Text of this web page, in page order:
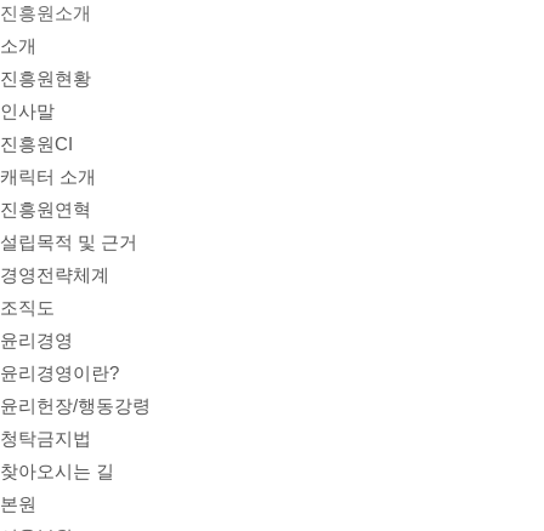
진흥원소개
소개
진흥원현황
인사말
진흥원CI
캐릭터 소개
진흥원연혁
설립목적 및 근거
경영전략체계
조직도
윤리경영
윤리경영이란?
윤리헌장/행동강령
청탁금지법
찾아오시는 길
본원